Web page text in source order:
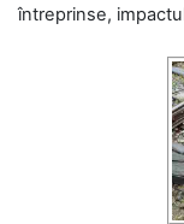
întreprinse,